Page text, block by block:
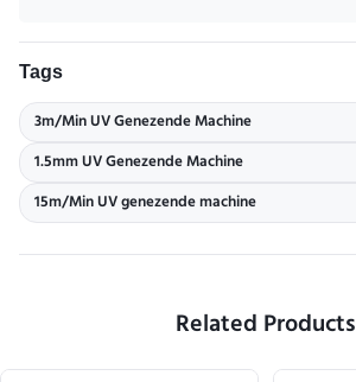
Tags
3m/Min UV Genezende Machine
1.5mm UV Genezende Machine
15m/Min UV genezende machine
Related Products